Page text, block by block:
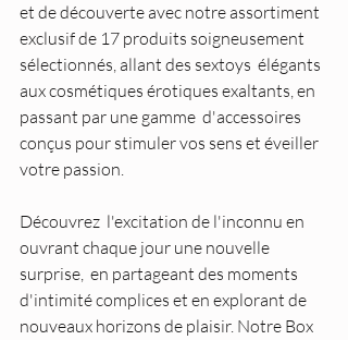
et de découverte avec notre assortiment
exclusif de 17 produits soigneusement
sélectionnés, allant des sextoys  élégants
aux cosmétiques érotiques exaltants, en
passant par une gamme  d'accessoires
conçus pour stimuler vos sens et éveiller
votre passion.
Découvrez  l'excitation de l'inconnu en
ouvrant chaque jour une nouvelle
surprise,  en partageant des moments
d'intimité complices et en explorant de
nouveaux horizons de plaisir. Notre Box